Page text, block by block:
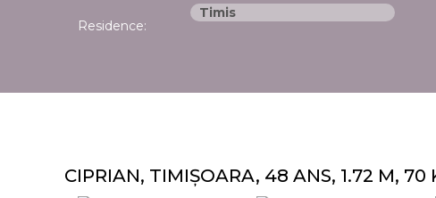
Residence:
CIPRIAN, TIMIȘOARA, 48 ANS, 1.72 M, 70